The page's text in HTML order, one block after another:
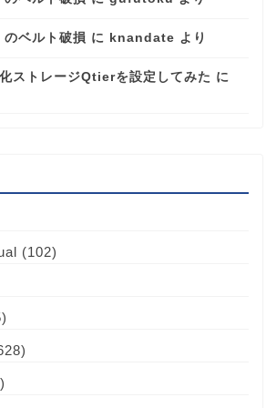
ベルト破損 に knandate より
ストレージQtierを設定してみた に
(102)